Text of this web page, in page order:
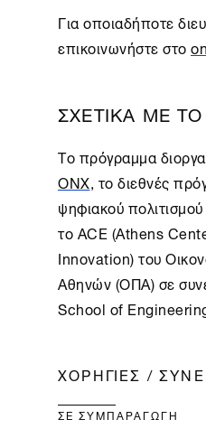
Για οποιαδήποτε
επικοινωνήστε στο
ΣΧΕΤΙΚΑ ΜΕ
Το πρόγραμμα
ONX, το διεθνές
ψηφιακού
το ACE (Athens
Innovation) του
Αθηνών (ΟΠΑ) σε
School of
ΧΟΡΗΓΙΕΣ /
ΣΕ ΣΥΜΠΑΡΑΓΩΓΗ